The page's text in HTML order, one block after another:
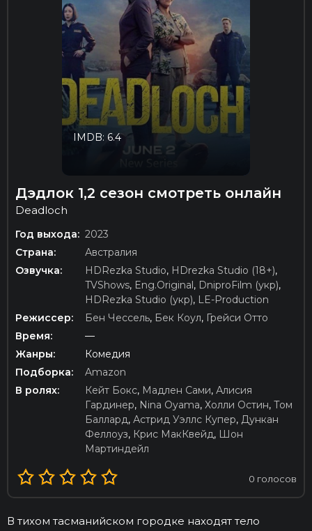
IMDB: 6.4
Дэдлок 1,2 сезон смотреть онлайн
Deadloch
Год выхода: 2023
Страна:
Австралия
Озвучка:
HDRezka Studio, HDrezka Studio (18+),
TVShows, Eng.Original , DniproFilm (укр),
HDRezka Studio (укр), LE-Production
Режиссер:
Бен Чессель, Бек Коул, Грейси Отто
Время:
—
Жанры:
Комедия
Подборка:
Amazon
В ролях:
Кейт Бокс, Мадлен Сами, Алисия
Гардинер, Nina Oyama, Холли Остин, Том
Баллард, Астрид Уэллс Купер, Дункан
Феллоуз, Крис МакКвейд, Шон
Мартиндейл
0 голосов
В тихом тасманийском городке находят тело